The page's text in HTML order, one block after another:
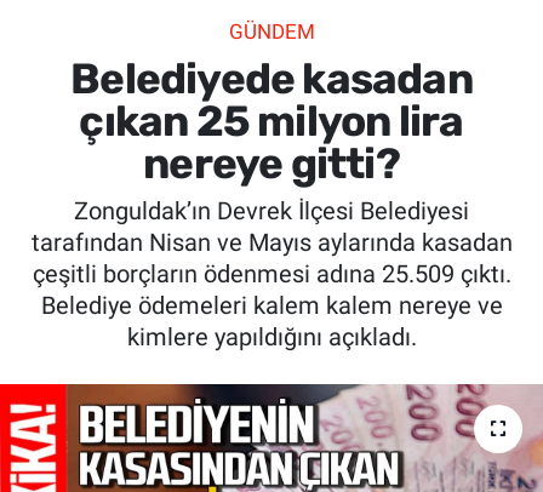
GÜNDEM
Belediyede kasadan
çıkan 25 milyon lira
nereye gitti?
Zonguldak’ın Devrek İlçesi Belediyesi
tarafından Nisan ve Mayıs aylarında kasadan
çeşitli borçların ödenmesi adına 25.509 çıktı.
Belediye ödemeleri kalem kalem nereye ve
kimlere yapıldığını açıkladı.
SPOR